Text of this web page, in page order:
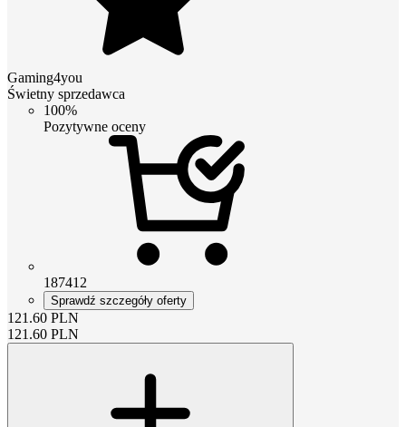
Gaming4you
Świetny sprzedawca
100%
Pozytywne oceny
187412
Sprawdź szczegóły oferty
121.60 PLN
121.60 PLN